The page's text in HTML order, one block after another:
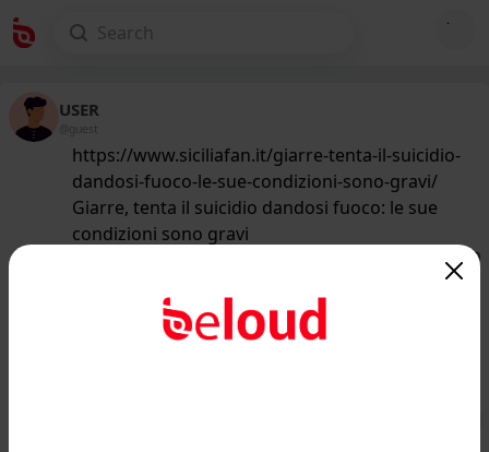
USER
@guest
https://www.siciliafan.it/giarre-tenta-il-suicidio-
dandosi-fuoco-le-sue-condizioni-sono-gravi/
Giarre, tenta il suicidio dandosi fuoco: le sue
condizioni sono gravi
/50
Compie il drammatico gesto davanti i
vicini di casa: è stata una questione di